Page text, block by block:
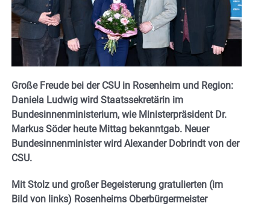
Große Freude bei der CSU in Rosenheim und Region:
Daniela Ludwig wird Staatssekretärin im
Bundesinnenministerium, wie Ministerpräsident Dr.
Markus Söder heute Mittag bekanntgab. Neuer
Bundesinnenminister wird Alexander Dobrindt von der
CSU.
Mit Stolz und großer Begeisterung gratulierten (im
Bild von links) Rosenheims Oberbürgermeister